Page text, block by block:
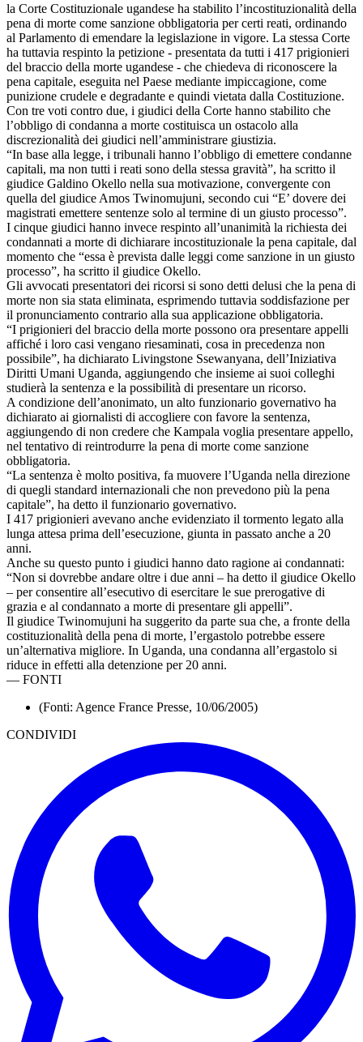
la Corte Costituzionale ugandese ha stabilito l’incostituzionalità della
pena di morte come sanzione obbligatoria per certi reati, ordinando
al Parlamento di emendare la legislazione in vigore. La stessa Corte
ha tuttavia respinto la petizione - presentata da tutti i 417 prigionieri
del braccio della morte ugandese - che chiedeva di riconoscere la
pena capitale, eseguita nel Paese mediante impiccagione, come
punizione crudele e degradante e quindi vietata dalla Costituzione.
Con tre voti contro due, i giudici della Corte hanno stabilito che
l’obbligo di condanna a morte costituisca un ostacolo alla
discrezionalità dei giudici nell’amministrare giustizia.
“In base alla legge, i tribunali hanno l’obbligo di emettere condanne
capitali, ma non tutti i reati sono della stessa gravità”, ha scritto il
giudice Galdino Okello nella sua motivazione, convergente con
quella del giudice Amos Twinomujuni, secondo cui “E’ dovere dei
magistrati emettere sentenze solo al termine di un giusto processo”.
I cinque giudici hanno invece respinto all’unanimità la richiesta dei
condannati a morte di dichiarare incostituzionale la pena capitale, dal
momento che “essa è prevista dalle leggi come sanzione in un giusto
processo”, ha scritto il giudice Okello.
Gli avvocati presentatori dei ricorsi si sono detti delusi che la pena di
morte non sia stata eliminata, esprimendo tuttavia soddisfazione per
il pronunciamento contrario alla sua applicazione obbligatoria.
“I prigionieri del braccio della morte possono ora presentare appelli
affiché i loro casi vengano riesaminati, cosa in precedenza non
possibile”, ha dichiarato Livingstone Ssewanyana, dell’Iniziativa
Diritti Umani Uganda, aggiungendo che insieme ai suoi colleghi
studierà la sentenza e la possibilità di presentare un ricorso.
A condizione dell’anonimato, un alto funzionario governativo ha
dichiarato ai giornalisti di accogliere con favore la sentenza,
aggiungendo di non credere che Kampala voglia presentare appello,
nel tentativo di reintrodurre la pena di morte come sanzione
obbligatoria.
“La sentenza è molto positiva, fa muovere l’Uganda nella direzione
di quegli standard internazionali che non prevedono più la pena
capitale”, ha detto il funzionario governativo.
I 417 prigionieri avevano anche evidenziato il tormento legato alla
lunga attesa prima dell’esecuzione, giunta in passato anche a 20
anni.
Anche su questo punto i giudici hanno dato ragione ai condannati:
“Non si dovrebbe andare oltre i due anni – ha detto il giudice Okello
– per consentire all’esecutivo di esercitare le sue prerogative di
grazia e al condannato a morte di presentare gli appelli”.
Il giudice Twinomujuni ha suggerito da parte sua che, a fronte della
costituzionalità della pena di morte, l’ergastolo potrebbe essere
un’alternativa migliore. In Uganda, una condanna all’ergastolo si
riduce in effetti alla detenzione per 20 anni.
— FONTI
(Fonti: Agence France Presse, 10/06/2005)
CONDIVIDI